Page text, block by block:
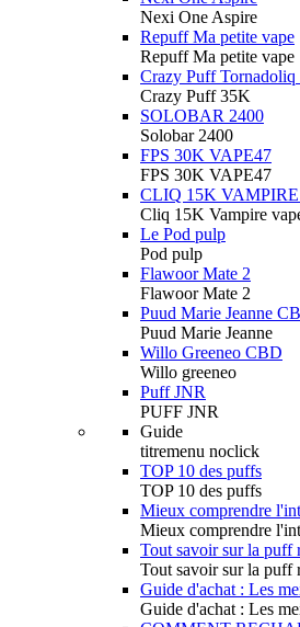
Nexi One Aspire
Repuff Ma petite vape
Repuff Ma petite vape
Crazy Puff Tornadoliq
Crazy Puff 35K
SOLOBAR 2400
Solobar 2400
FPS 30K VAPE47
FPS 30K VAPE47
CLIQ 15K
Cliq 15K Vampire
Le Pod pulp
Pod pulp
Flawoor Mate 2
Flawoor Mate 2
Puud Marie Jeanne
Puud Marie Jeanne
Willo Greeneo CBD
Willo greeneo
Puff JNR
PUFF JNR
Guide
titremenu noclick
TOP 10 des puffs
TOP 10 des puffs
Mieux comprendre
Mieux comprendre
Tout savoir sur la puff
Tout savoir sur la puff
Guide d'achat : Les
Guide d'achat : Les